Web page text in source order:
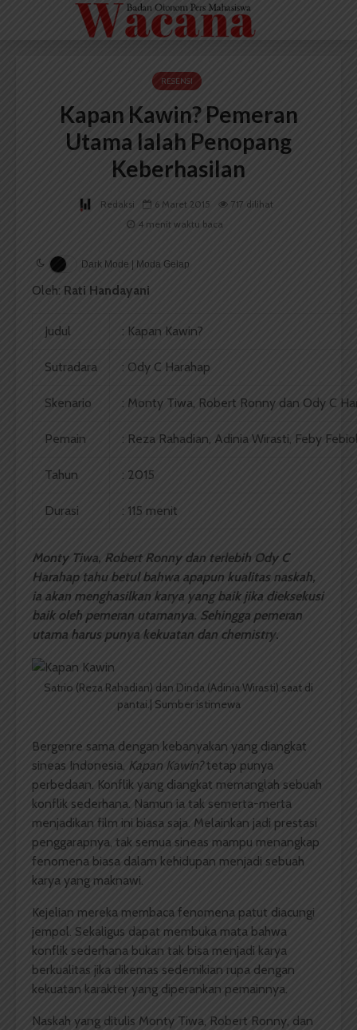
RESENSI
Kapan Kawin? Pemeran
Utama Ialah Penopang
Keberhasilan
Redaksi 6 Maret 2015
717 dilihat
4 menit waktu baca
Dark Mode | Moda Gelap
Oleh: Rati Handayani
Judul : Kapan Kawin?
Sutradara : Ody C Harahap
Skenario : Monty Tiwa, Robert Ronny dan Ody C
Pemain : Reza Rahadian, Adinia Wirasti, Feby
Tahun : 2015
Durasi : 115 menit
Monty Tiwa, Robert Ronny dan terlebih Ody C
Harahap tahu betul bahwa apapun kualitas naskah,
ia akan menghasilkan karya yang baik jika dieksekusi
baik oleh pemeran utamanya. Sehingga pemeran
utama harus punya kekuatan dan chemistry.
Satrio (Reza Rahadian) dan Dinda (Adinia Wirasti) saat di
pantai.| Sumber istimewa
Bergenre sama dengan kebanyakan yang diangkat
sineas Indonesia, Kapan Kawin?tetap punya
perbedaan. Konflik yang diangkat memanglah sebuah
konflik sederhana. Namun ia tak semerta-merta
menjadikan film ini biasa saja. Melainkan jadi prestasi
penggarapnya, tak semua sineas mampu menangkap
fenomena biasa dalam kehidupan menjadi sebuah
karya yang maknawi.
Kejelian mereka membaca fenomena patut diacungi
jempol. Sekaligus dapat membuka mata bahwa
konflik sederhana bukan tak bisa menjadi karya
berkualitas jika dikemas sedemikian rupa dengan
kekuatan karakter yang diperankan pemainnya.
Naskah yang ditulis Monty Tiwa, Robert Ronny, dan